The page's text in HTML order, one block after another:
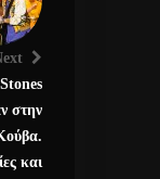
στην
και